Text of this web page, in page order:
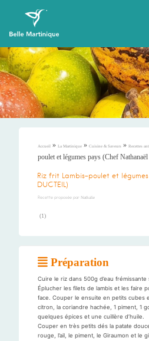
Accueil » La Martinique » Cuisine & Saveurs » Recettes
poulet et légumes pays (Chef
Riz frit Lambis-poulet et
DUCTEIL)
Recette proposée par Nathalie
(1)
Préparation
Cuire le riz dans 500g d’eau frémissante
Éplucher les filets de lambis et les faire
face. Couper le ensuite en petits cubes
citron, la coriandre hachée, 1 piment, 1
quelques épices et une cuillère d’huile.
Couper en très petits dés la patate
rouge, l’ail, le piment, le Giraumon et le